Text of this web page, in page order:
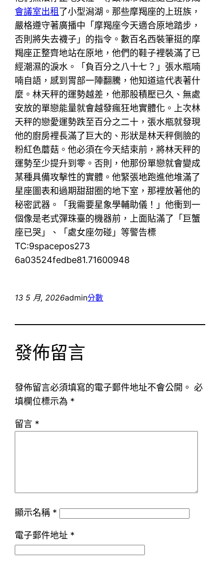
會議室出租了小型潟湖。那些摩羯座的上班族，
嚴格遵守著廣播中「摩羯座今天適合原地踏步，
否則將失去襪子」的指令。數百名西裝筆挺的摩
羯座正整齊地站在原地，他們的鞋子裡裝滿了已
經潮濕的淚水。「負百分之八十七？」張水瓶喃
喃自語，感到胃部一陣翻騰，他知道這代表著什
麼。林天秤的運勢越差，他那股積壓已久、無處
安放的單戀能量就會越發瘋狂地實體化。上次林
天秤的戀愛運勢跌至百分之二十，張水瓶就發現
他的廚房裡長滿了巨大的、形狀是林天秤側臉的
粉紅色蘑菇。他必須在今天結束前，將林天秤的
運勢至少提升到零。否則，他那份單戀就會變成
某種具備攻擊性的實體。他緊張地跑進他堆滿了
星座圖表和過期甜甜圈的地下室，那裡放著他的
秘密武器。「我需要星象學輔助儀！」他衝到一
個像是老式彈珠臺的機器前，上面貼滿了「巨蟹
座已哭」、「處女座勿碰」等警告標
TC:9spacepos273
6a03524fedbe81.71600948
13 5 月, 2026admin分數
發佈留言
發佈留言必須填寫的電子郵件地址不會公開。 必
填欄位標示為 *
留言 *
顯示名稱 *
電子郵件地址 *